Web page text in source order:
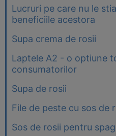
Lucruri pe care nu le
beneficiile acestora
Supa crema de rosii
Laptele A2 - o optiune
consumatorilor
Supa de rosii
File de peste cu sos de
Sos de rosii pentru